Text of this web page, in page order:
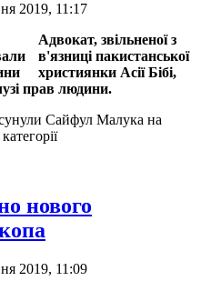
2019, 11:17
Адвокат, звільненої з
в'язниці пакистанської
християнки Асії Бібі,
прав людини.
Сайфул Малука на
нового
2019, 11:09